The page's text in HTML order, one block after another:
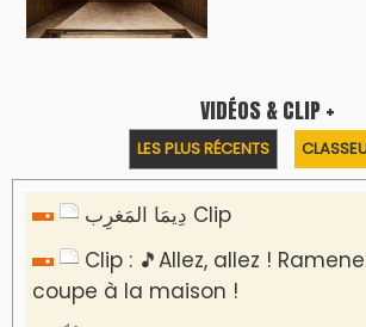
VIDÉOS & CLIP +
LES PLUS RÉCENTS
دِيمَا المَغرِب Clip
Clip : 🎵Allez, allez !
coupe à la maison !